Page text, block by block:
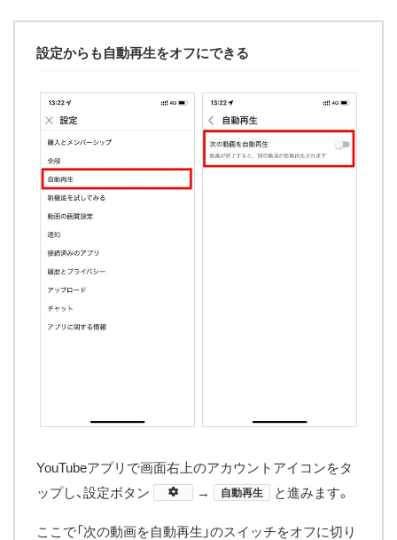
設定からも自動再生をオフにできる
YouTubeアプリで画面右上のアカウントアイコンをタ
ップし、設定ボタン
​→ 自動再生 と進みます。
ここで「次の動画を自動再生」のスイッチをオフに切り